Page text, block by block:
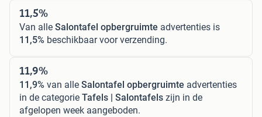
11,5%
Van alle Salontafel opbergruimte advertenties is
11,5% beschikbaar voor verzending.
11,9%
11,9% van alle Salontafel opbergruimte advertenties
in de categorie Tafels | Salontafels zijn in de
afgelopen week aangeboden.